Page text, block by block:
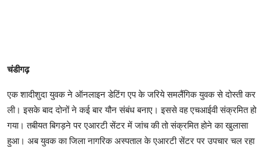
चंडीगढ़
एक शादीशुदा युवक ने ऑनलाइन डेटिंग एप के जरिये समलैंगिक युवक से दोस्ती कर
ली। इसके बाद दोनों ने कई बार यौन संबंध बनाए। इससे वह एचआईवी संक्रमित हो
गया। तबीयत बिगड़ने पर एआरटी सेंटर में जांच की तो संक्रमित होने का खुलासा
हुआ। अब युवक का जिला नागरिक अस्पताल के एआरटी सेंटर पर उपचार चल रहा